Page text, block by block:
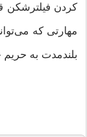
کردن فیلترشکن
مهارتی که
بلندمدت به